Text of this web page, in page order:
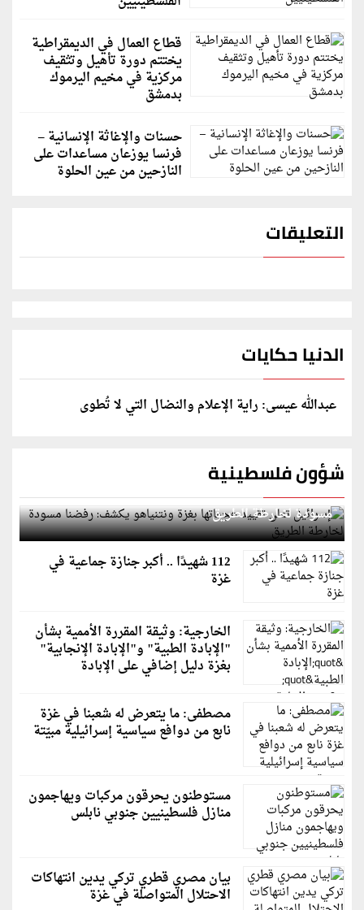
قطاع العمال في الديمقراطية
يختتم دورة تأهيل وتثقيف
مركزية في مخيم اليرموك
بدمشق
حسنات والإغاثة الإنسانية –
فرنسا يوزعان مساعدات على
النازحين من عين الحلوة
التعليقات
الدنيا حكايات
عبدالله عيسى: راية الإعلام والنضال التي لا تُطوى
شؤون فلسطينية
إسرائيل تعلن تقييد هجماتها بغزة ونتنياهو يكشف: رفضنا
مسودة لخارطة الطريق
112 شهيدًا .. أكبر جنازة جماعية في
غزة
الخارجية: وثيقة المقررة الأممية بشأن
"الإبادة الطبية" و"الإبادة الإنجابية"
بغزة دليل إضافي على الإبادة
مصطفى: ما يتعرض له شعبنا في غزة
نابع من دوافع سياسية إسرائيلية مبيّتة
مستوطنون يحرقون مركبات ويهاجمون
منازل فلسطينيين جنوبي نابلس
بيان مصري قطري تركي يدين انتهاكات
الاحتلال المتواصلة في غزة